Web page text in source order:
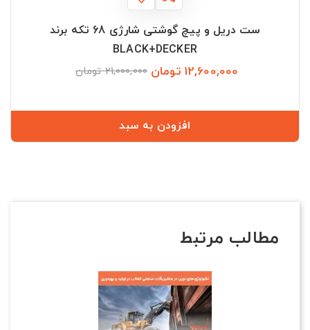
ست دریل و پیچ گوشتی شارژی 68 تکه برند
BLACK+DECKER
12,600,000 تومان 21,000,000 تومان
افزودن به سبد
مطالب مرتبط